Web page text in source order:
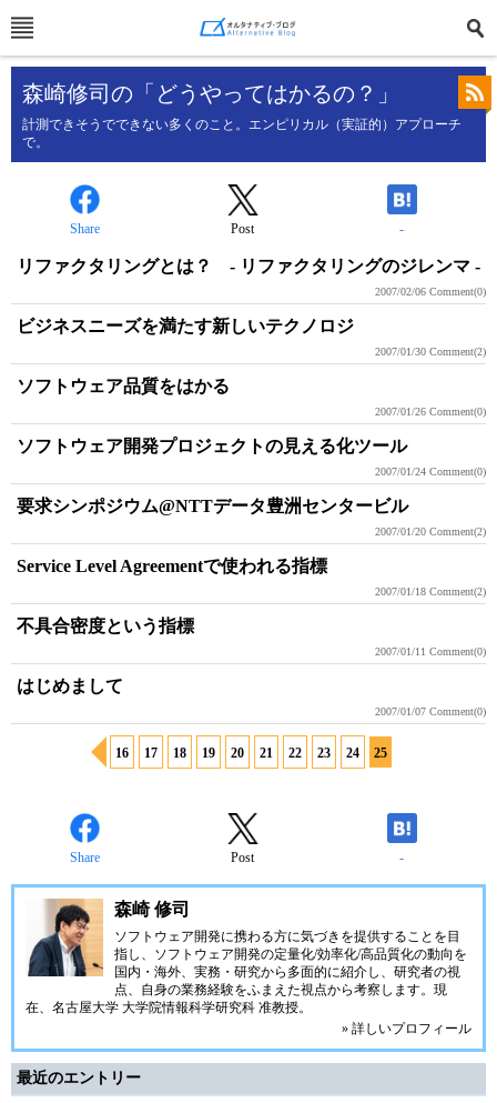
森崎修司の「どうやってはかるの？」
計測できそうでできない多くのこと。エンピリカル（実証的）アプローチ
で。
Share Post -
リファクタリングとは？ - リファクタリングのジレンマ -
2007/02/06 Comment(0)
ビジネスニーズを満たす新しいテクノロジ
2007/01/30 Comment(2)
ソフトウェア品質をはかる
2007/01/26 Comment(0)
ソフトウェア開発プロジェクトの見える化ツール
2007/01/24 Comment(0)
要求シンポジウム@NTTデータ豊洲センタービル
2007/01/20 Comment(2)
Service Level Agreementで使われる指標
2007/01/18 Comment(2)
不具合密度という指標
2007/01/11 Comment(0)
はじめまして
2007/01/07 Comment(0)
16 17 18 19 20 21 22 23 24 25
Share Post -
森崎 修司
ソフトウェア開発に携わる方に気づきを提供することを目
指し、ソフトウェア開発の定量化/効率化/高品質化の動向を
国内・海外、実務・研究から多面的に紹介し、研究者の視
点、自身の業務経験をふまえた視点から考察します。現
在、名古屋大学 大学院情報科学研究科 准教授。
» 詳しいプロフィール
最近のエントリー